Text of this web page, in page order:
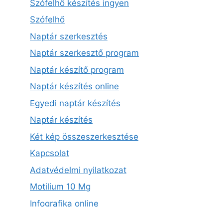
Szófelhő készítés ingyen
Szófelhő
Naptár szerkesztés
Naptár szerkesztő program
Naptár készítő program
Naptár készítés online
Egyedi naptár készítés
Naptár készítés
Két kép összeszerkesztése
Kapcsolat
Adatvédelmi nyilatkozat
Motilium 10 Mg
Infografika online